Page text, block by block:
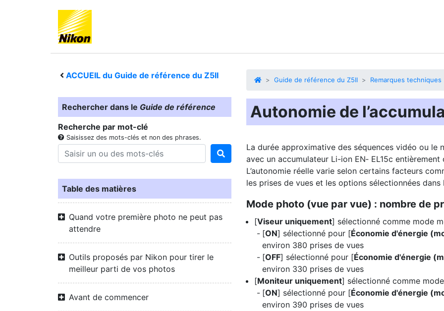
ACCUEIL du Guide de référence du Z5II
Rechercher dans le Guide de référence
Recherche par mot-clé
Saisissez des mots-clés et non des phrases.
Table des matières
Quand votre première photo ne peut pas
attendre
Outils proposés par Nikon pour tirer le
meilleur parti de vos photos
Avant de commencer
Guide de référence du Z5II Remarques techniques
Autonomie de
La durée approximative des séquences vidéo ou le
avec un accumulateur Li-ion EN‑ EL15c entièrement
L’autonomie réelle varie selon certains facteurs
les prises de vues et les options sélectionnées dans
Mode photo (vue par vue) : nombre de
[Viseur uniquement] sélectionné comme mode
[ON] sélectionné pour [Économie d'énergie
environ 380 prises de vues
[OFF] sélectionné pour [Économie d'énergie
environ 330 prises de vues
[Moniteur uniquement] sélectionné comme
[ON] sélectionné pour [Économie d'énergie
environ 390 prises de vues